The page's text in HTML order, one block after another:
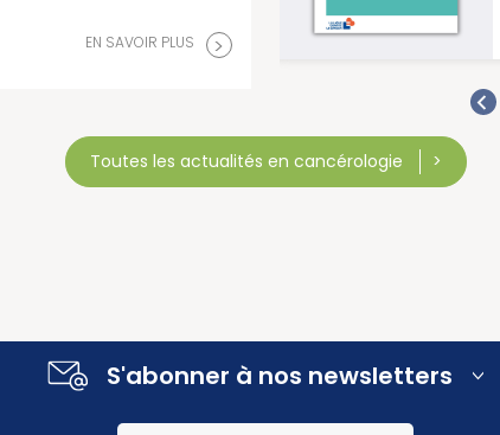
EN SAVOIR PLUS >
Toutes les actualités en cancérologie
S'abonner à nos newsletters